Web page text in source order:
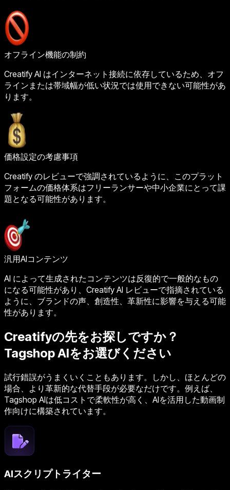
オフライン機能の制約
Creatify AI はインターネット接続に依存しているため、オフ
ラインまたは帯域幅が低い状況では使用できない可能性があ
ります。
価格設定の考慮事項
Creatify のレビューで強調されているように、このプラット
フォームの価格体系はフリーランサーや中小企業にとって課
題となる可能性があります。
汎用AIコンテンツ
AI によって生成されたコンテンツは反復的で一般的なもの
になる可能性があり、Creatify AI レビューで指摘されている
ように、ブランドの声、創造性、革新性に影響を与える可能
性があります。
Creatifyの先をお探しですか？
Tagshop AIをお選びください
試行錯誤がうまくいくこともあります。しかし、ほとんどの
場合、より革新的な代替手段が必要なだけです。例えば、
Tagshop AIは低コストで柔軟性が高く、AIを活用した動画制
作向けに構築されています。
AIスクリプトライター